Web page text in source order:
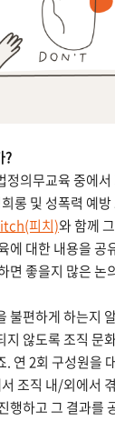
?
의무교육 중에
롱 및 성폭력 예
피치)와 함께
에 대한 내용을 공
면 좋을지 많은 논
불편하게 하는지
않도록 조직 문
연 2회 구성원을
조직 내/외에서
행하고 그 결과를